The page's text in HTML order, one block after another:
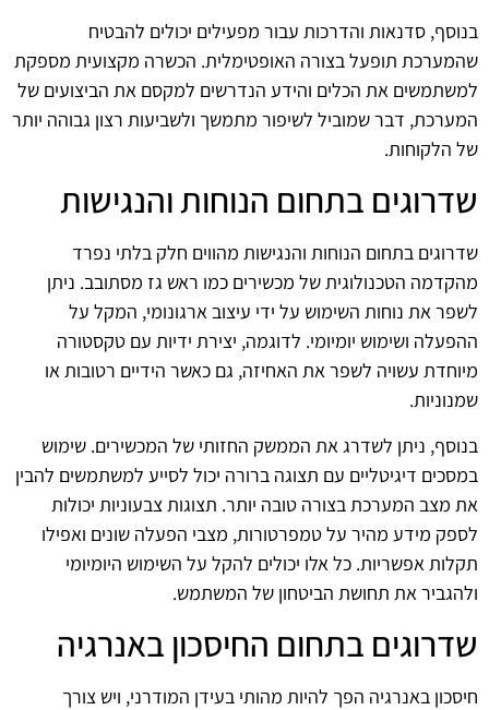
בנוסף, סדנאות והדרכות עבור מפעילים יכולים להבטיח
שהמערכת תופעל בצורה האופטימלית. הכשרה מקצועית מספקת
למשתמשים את הכלים והידע הנדרשים למקסם את הביצועים של
המערכת, דבר שמוביל לשיפור מתמשך ולשביעות רצון גבוהה יותר
של הלקוחות.
שדרוגים בתחום הנוחות והנגישות
שדרוגים בתחום הנוחות והנגישות מהווים חלק בלתי נפרד
מהקדמה הטכנולוגית של מכשירים כמו ראש גז מסתובב. ניתן
לשפר את נוחות השימוש על ידי עיצוב ארגונומי, המקל על
ההפעלה ושימוש יומיומי. לדוגמה, יצירת ידיות עם טקסטורה
מיוחדת עשויה לשפר את האחיזה, גם כאשר הידיים רטובות או
שמנוניות.
בנוסף, ניתן לשדרג את הממשק החזותי של המכשירים. שימוש
במסכים דיגיטליים עם תצוגה ברורה יכול לסייע למשתמשים להבין
את מצב המערכת בצורה טובה יותר. תצוגות צבעוניות יכולות
לספק מידע מהיר על טמפרטורות, מצבי הפעלה שונים ואפילו
תקלות אפשריות. כל אלו יכולים להקל על השימוש היומיומי
ולהגביר את תחושת הביטחון של המשתמש.
שדרוגים בתחום החיסכון באנרגיה
חיסכון באנרגיה הפך להיות מהותי בעידן המודרני, ויש צורך